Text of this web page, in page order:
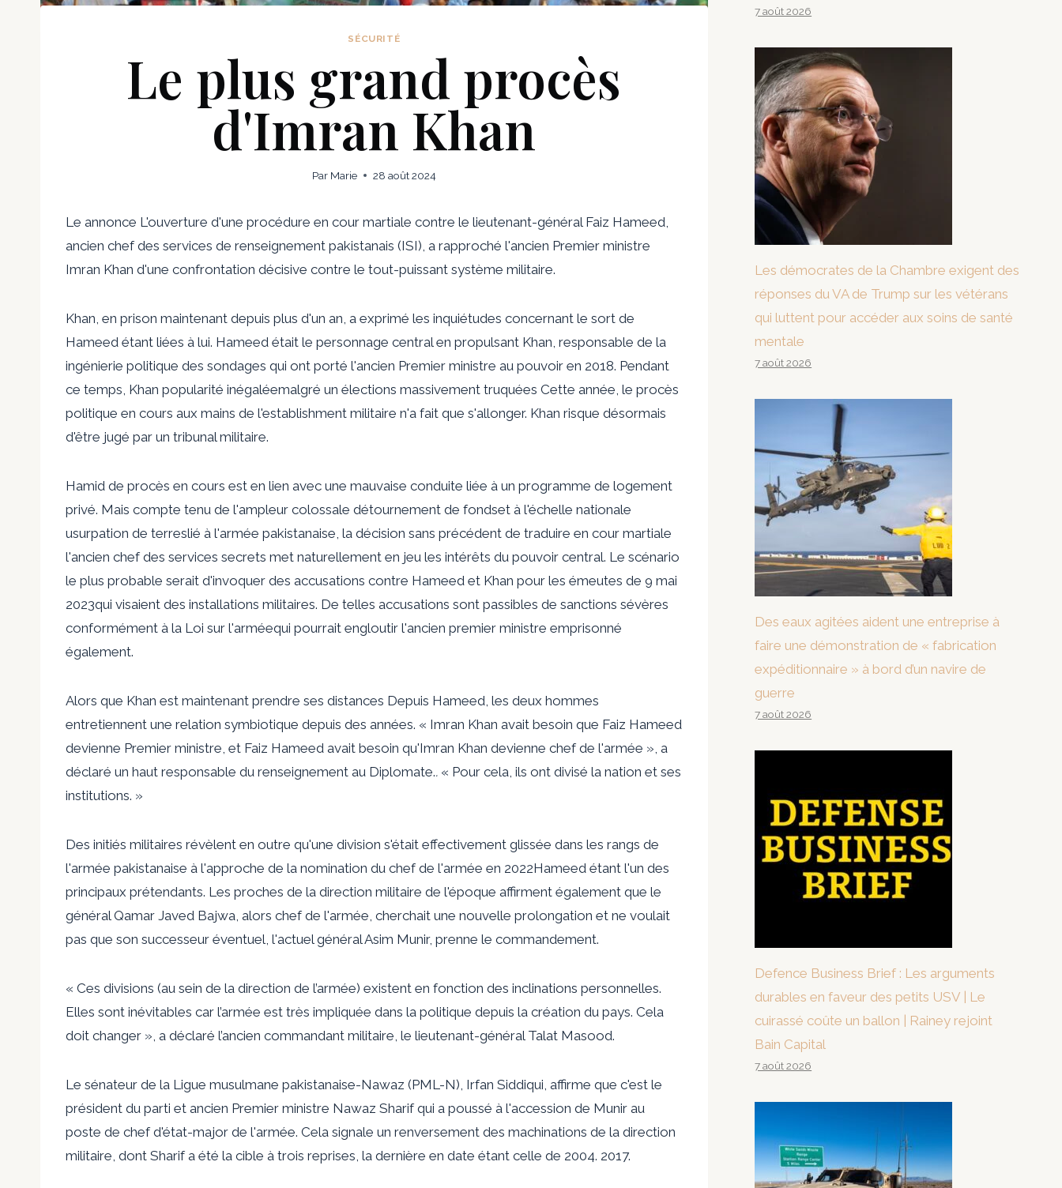
SÉCURITÉ
Le plus grand procès
d'Imran Khan
Par Marie 28 août 2024
Le annonce L'ouverture d'une procédure en cour martiale contre le lieutenant-général Faiz Hameed,
ancien chef des services de renseignement pakistanais (ISI), a rapproché l'ancien Premier ministre
Imran Khan d'une confrontation décisive contre le tout-puissant système militaire.
Khan, en prison maintenant depuis plus d'un an, a exprimé les inquiétudes concernant le sort de
Hameed étant liées à lui. Hameed était le personnage central en propulsant Khan, responsable de la
ingénierie politique des sondages qui ont porté l'ancien Premier ministre au pouvoir en 2018. Pendant
ce temps, Khan popularité inégaléemalgré un élections massivement truquées Cette année, le procès
politique en cours aux mains de l'establishment militaire n'a fait que s'allonger. Khan risque désormais
d'être jugé par un tribunal militaire.
Hamid de procès en cours est en lien avec une mauvaise conduite liée à un programme de logement
privé. Mais compte tenu de l'ampleur colossale détournement de fondset à l'échelle nationale
usurpation de terreslié à l'armée pakistanaise, la décision sans précédent de traduire en cour martiale
l'ancien chef des services secrets met naturellement en jeu les intérêts du pouvoir central. Le scénario
le plus probable serait d'invoquer des accusations contre Hameed et Khan pour les émeutes de 9 mai
2023qui visaient des installations militaires. De telles accusations sont passibles de sanctions sévères
conformément à la Loi sur l'arméequi pourrait engloutir l'ancien premier ministre emprisonné
également.
Alors que Khan est maintenant prendre ses distances Depuis Hameed, les deux hommes
entretiennent une relation symbiotique depuis des années. « Imran Khan avait besoin que Faiz Hameed
devienne Premier ministre, et Faiz Hameed avait besoin qu'Imran Khan devienne chef de l'armée », a
déclaré un haut responsable du renseignement au Diplomate.. « Pour cela, ils ont divisé la nation et ses
institutions. »
Des initiés militaires révèlent en outre qu'une division s'était effectivement glissée dans les rangs de
l'armée pakistanaise à l'approche de la nomination du chef de l'armée en 2022Hameed étant l'un des
principaux prétendants. Les proches de la direction militaire de l'époque affirment également que le
général Qamar Javed Bajwa, alors chef de l'armée, cherchait une nouvelle prolongation et ne voulait
pas que son successeur éventuel, l'actuel général Asim Munir, prenne le commandement.
« Ces divisions (au sein de la direction de l’armée) existent en fonction des inclinations personnelles.
Elles sont inévitables car l’armée est très impliquée dans la politique depuis la création du pays. Cela
doit changer », a déclaré l’ancien commandant militaire, le lieutenant-général Talat Masood.
Le sénateur de la Ligue musulmane pakistanaise-Nawaz (PML-N), Irfan Siddiqui, affirme que c'est le
président du parti et ancien Premier ministre Nawaz Sharif qui a poussé à l'accession de Munir au
poste de chef d'état-major de l'armée. Cela signale un renversement des machinations de la direction
militaire, dont Sharif a été la cible à trois reprises, la dernière en date étant celle de 2004. 2017.
7 août 2026
Les démocrates de la Chambre exigent des
réponses du VA de Trump sur les vétérans
qui luttent pour accéder aux soins de santé
mentale
7 août 2026
Des eaux agitées aident une entreprise à
faire une démonstration de « fabrication
expéditionnaire » à bord d’un navire de
guerre
7 août 2026
Defence Business Brief : Les arguments
durables en faveur des petits USV | Le
cuirassé coûte un ballon | Rainey rejoint
Bain Capital
7 août 2026